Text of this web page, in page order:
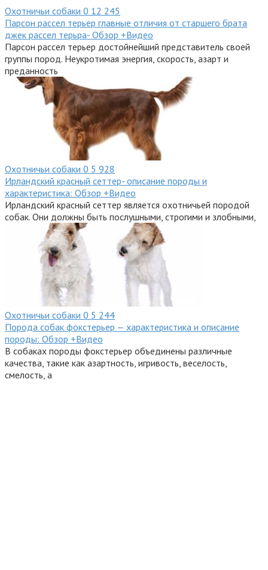
Охотничьи собаки 0 12 245
Парсон рассел терьер главные отличия от старшего брата
джек рассел терьра- Обзор +Видео
Парсон рассел терьер достойнейший представитель своей
группы пород. Неукротимая энергия, скорость, азарт и
преданность
Охотничьи собаки 0 5 928
Ирландский красный сеттер- описание породы и
характеристика: Обзор +Видео
Ирландский красный сеттер является охотничьей породой
собак. Они должны быть послушными, строгими и злобными,
Охотничьи собаки 0 5 244
Порода собак фокстерьер — характеристика и описание
породы: Обзор +Видео
В собаках породы фокстерьер объединены различные
качества, такие как азартность, игривость, веселость,
смелость, а